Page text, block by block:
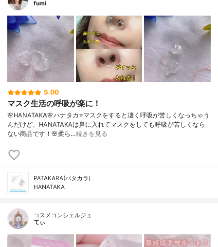
fumi
5.00
マスク生活の呼吸が楽に！
🌸HANATAKA🌸ハナタカ⭐️マスクをすると凄く呼吸が苦しくなっちゃう
んだけど、HANATAKAは鼻に入れてマスクをしても呼吸が苦しくなら
ない商品です！🌸柔ら…続きを見る
PATAKARA(パタカラ)
HANATAKA
コスメコンシェルジュ
てぃ